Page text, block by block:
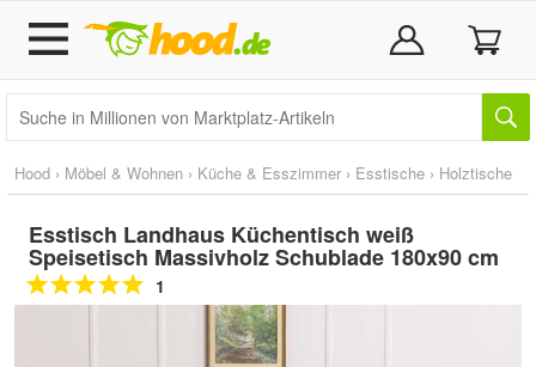
Hood › Möbel & Wohnen › Küche & Esszimmer › Esstische › Holztische
Esstisch Landhaus Küchentisch weiß
Speisetisch Massivholz Schublade 180x90 cm
1